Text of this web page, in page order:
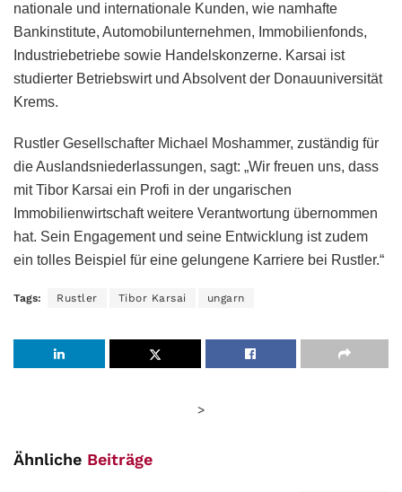
nationale und internationale Kunden, wie namhafte
Bankinstitute, Automobilunternehmen, Immobilienfonds,
Industriebetriebe sowie Handelskonzerne. Karsai ist
studierter Betriebswirt und Absolvent der Donauuniversität
Krems.
Rustler Gesellschafter Michael Moshammer, zuständig für
die Auslandsniederlassungen, sagt: „Wir freuen uns, dass
mit Tibor Karsai ein Profi in der ungarischen
Immobilienwirtschaft weitere Verantwortung übernommen
hat. Sein Engagement und seine Entwicklung ist zudem
ein tolles Beispiel für eine gelungene Karriere bei Rustler.“
Tags: Rustler Tibor Karsai ungarn
>
Ähnliche Beiträge